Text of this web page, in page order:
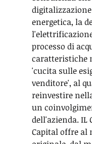
energetica, la
processo di
caratteristiche
'cucita sulle
venditore', al
reinvestire
un
dell'azienda. IL
Capital offre al